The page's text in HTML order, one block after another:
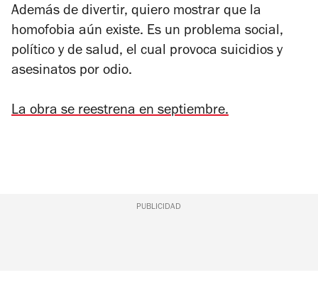
Además de divertir, quiero mostrar que la
homofobia aún existe. Es un problema social,
político y de salud, el cual provoca suicidios y
asesinatos por odio.
La obra se reestrena en septiembre.
PUBLICIDAD